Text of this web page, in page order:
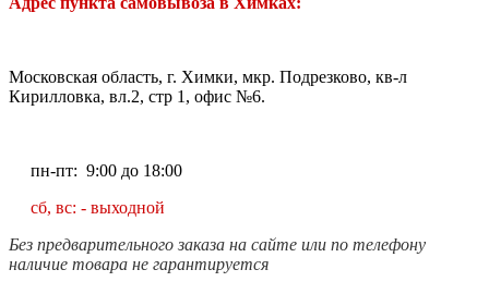
Московская область, г. Химки, мкр. Подрезково, кв-л
Кирилловка, вл.2, стр 1, офис №6.
пн-пт: 9:00 до 18:00
сб, вс: - выходной
Без предварительного заказа на сайте или по телефону
наличие товара не гарантируется